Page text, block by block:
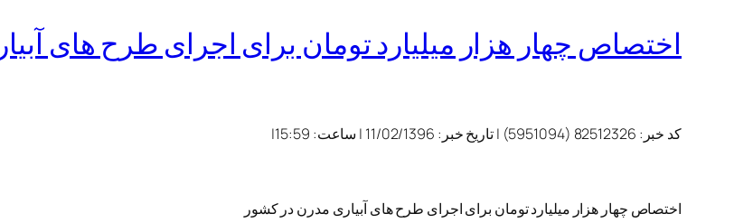
اختصاص چهار هزار میلیارد تومان برای اجرای طرح های
کد خبر: 82512326 (5951094)
|تاریخ خبر: 11/02/1396
| ساعت: 15:59
|
اختصاص چهار هزار میلیارد تومان برای اجرای طرح های آبیاری مدرن در کشور